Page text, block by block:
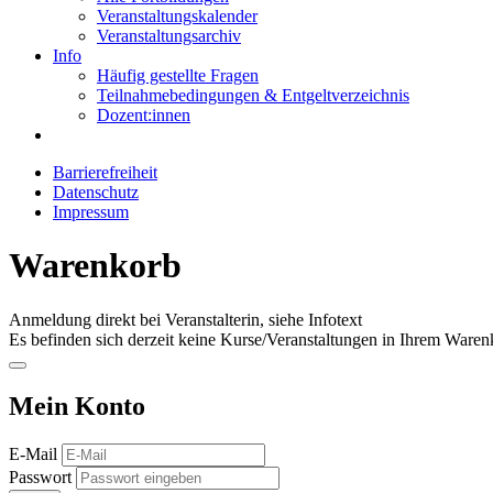
Veranstaltungskalender
Veranstaltungsarchiv
Info
Häufig gestellte Fragen
Teilnahmebedingungen & Entgeltverzeichnis
Dozent:innen
Barrierefreiheit
Datenschutz
Impressum
Warenkorb
Anmeldung direkt bei Veranstalterin, siehe Infotext
Es befinden sich derzeit keine Kurse/Veranstaltungen in Ihrem
Mein Konto
E-Mail
Passwort